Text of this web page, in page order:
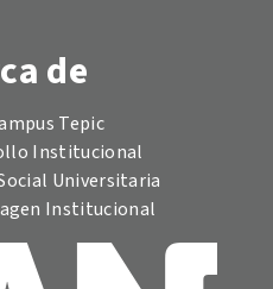
de
Tepic
Institucional
Universitaria
Institucional